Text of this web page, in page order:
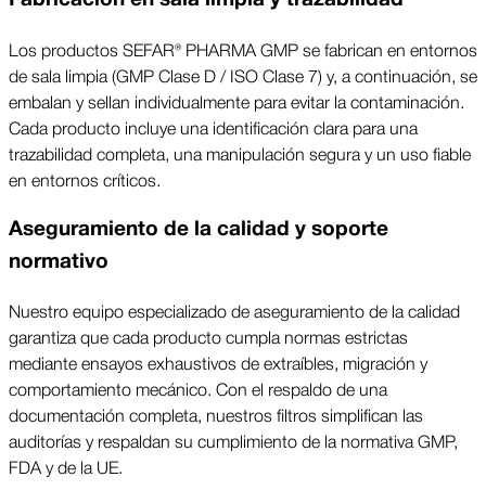
Los productos SEFAR® PHARMA GMP se fabrican en entornos
de sala limpia (GMP Clase D / ISO Clase 7) y, a continuación, se
embalan y sellan individualmente para evitar la contaminación.
Cada producto incluye una identificación clara para una
trazabilidad completa, una manipulación segura y un uso fiable
en entornos críticos.
Aseguramiento de la calidad y soporte
normativo
Nuestro equipo especializado de aseguramiento de la calidad
garantiza que cada producto cumpla normas estrictas
mediante ensayos exhaustivos de extraíbles, migración y
comportamiento mecánico. Con el respaldo de una
documentación completa, nuestros filtros simplifican las
auditorías y respaldan su cumplimiento de la normativa GMP,
FDA y de la UE.